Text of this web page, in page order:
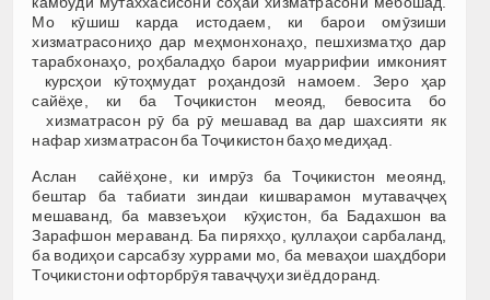
Мо кӯшиш карда истодаем, ки барои омӯзиши
хизматрасониҳо дар меҳмонхонаҳо, пешхизматҳо дар
тарабхонаҳо, роҳбаладҳо барои муаррифии имконият
курсҳои кӯтоҳмудат роҳандозӣ намоем. Зеро ҳар
сайёҳе, ки ба Тоҷикистон меояд, бевосита бо
хизматрасон рӯ ба рӯ мешавад ва дар шахсияти як
нафар хизматрасон ба Тоҷикистон баҳо медиҳад.
Аслан сайёҳоне, ки имрӯз ба Тоҷикистон меоянд,
бештар ба табиати зиндаи кишварамон мутаваҷҷеҳ
мешаванд, ба мавзеъҳои кӯҳистон, ба Бадахшон ва
Зарафшон мераванд. Ба пиряхҳо, қуллаҳои сарбаланд,
ба водиҳои сарсабзу хуррами мо, ба меваҳои шаҳдбори
Тоҷикистони офторбрӯя таваҷҷуҳи зиёд доранд.